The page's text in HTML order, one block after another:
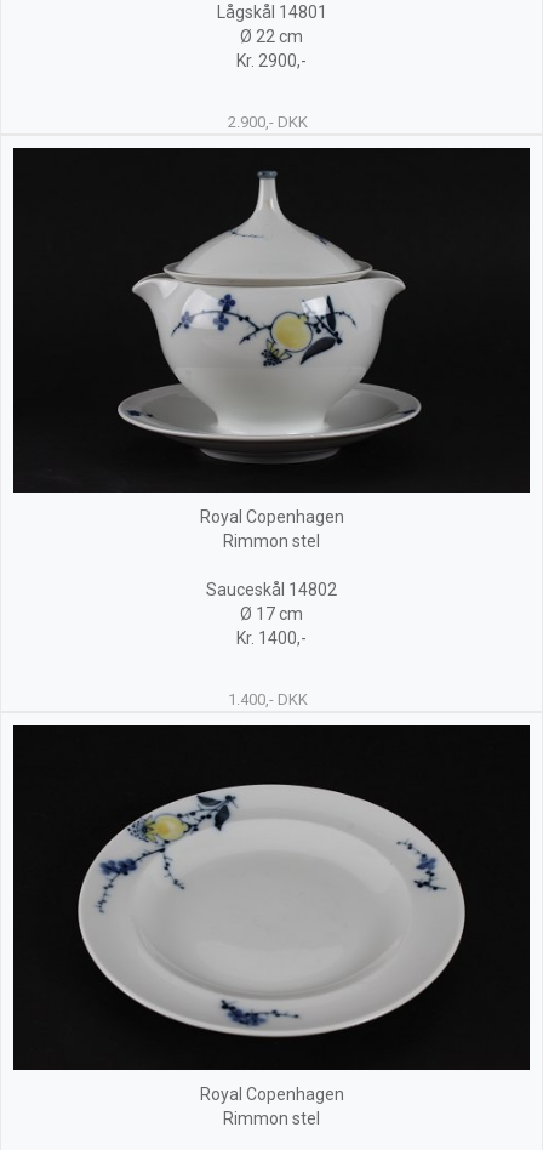
Lågskål 14801
Ø 22 cm
Kr. 2900,-
2.900,- DKK
Royal Copenhagen
Rimmon stel
Sauceskål 14802
Ø 17 cm
Kr. 1400,-
1.400,- DKK
Royal Copenhagen
Rimmon stel